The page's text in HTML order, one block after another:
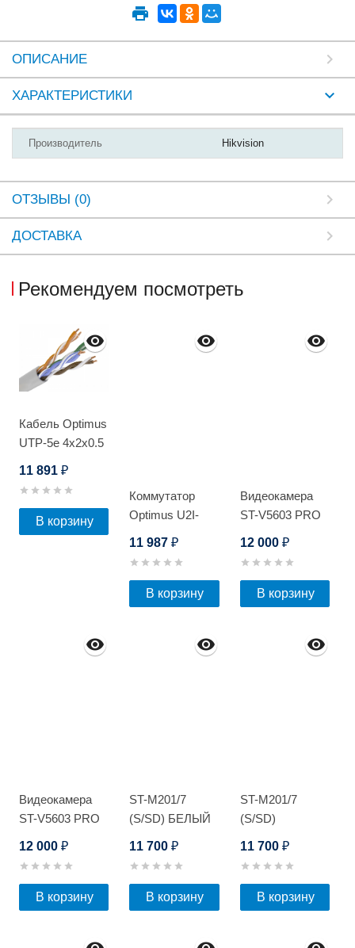
ОПИСАНИЕ
ХАРАКТЕРИСТИКИ
Производитель Hikvision
ОТЗЫВЫ (0)
ДОСТАВКА
Рекомендуем посмотреть
Кабель Optimus
UTP-5e 4x2x0.5
11 891 ₽
В корзину
Коммутатор
Optimus U2I-
11 987₽
В корзину
Видеокамера
ST-V5603 PRO
12 000 ₽
В корзину
Видеокамера
ST-V5603 PRO
12 000 ₽
В корзину
ST-M201/7
(S/SD) БЕЛЫЙ
11 700₽
В корзину
ST-M201/7
(S/SD)
11 700 ₽
В корзину